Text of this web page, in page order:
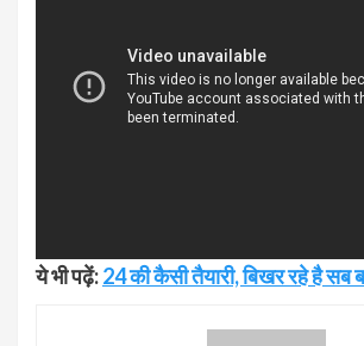
ये भी पढ़ें:24 की कैसी तैयारी, बिखर रहे है सब